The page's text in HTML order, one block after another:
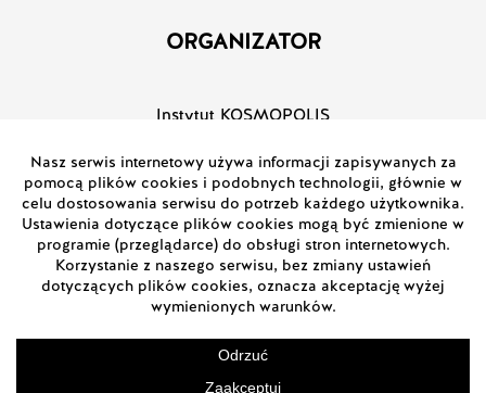
ORGANIZATOR
Instytut KOSMOPOLIS
KONTAKT
Kontakt ogólny: